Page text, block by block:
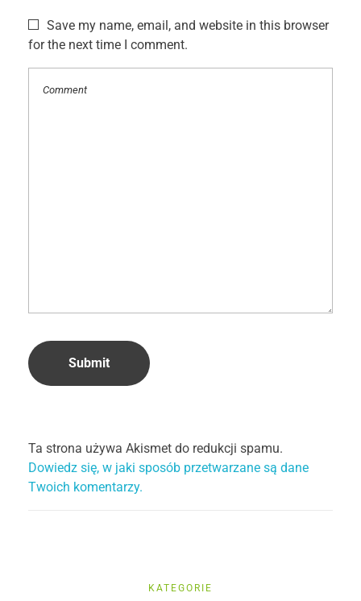
Save my name, email, and website in this browser
for the next time I comment.
Ta strona używa Akismet do redukcji spamu.
Dowiedz się, w jaki sposób przetwarzane są dane
Twoich komentarzy.
KATEGORIE